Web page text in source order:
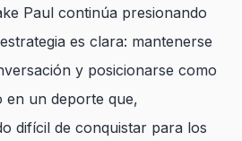
Paul continúa presionando
es clara: mantenerse
y posicionarse como
en un deporte que,
difícil de conquistar para los